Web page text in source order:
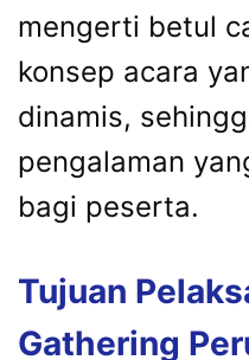
mengerti betul
konsep acara
dinamis,
pengalaman
bagi peserta.
Tujuan
Gathering